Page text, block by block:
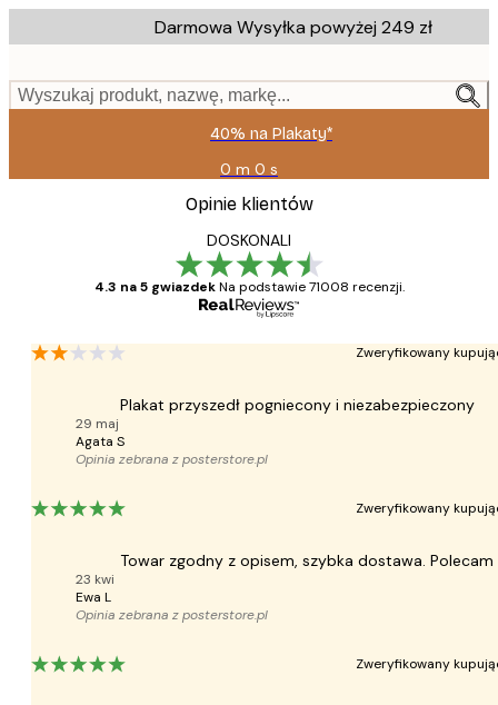
to
content.
Darmowa Wysyłka powyżej 249 zł
Wyszukaj produkt, nazwę, markę...
40% na Plakaty*
0 m 0 s
Ważny
do:
08-
09
Opinie klientów
DOSKONALI
4.3 na 5 gwiazdek Na podstawie 71008 recenzji.
Zweryfikowany
Plakat przyszedł pogniecony i niezabezpieczony
29 maj
Agata S
Opinia zebrana zposterstore.pl
Zweryfikowany
Towar zgodny z opisem, szybka dostawa. Polecam
23 kwi
Ewa L
Opinia zebrana zposterstore.pl
Zweryfikowany